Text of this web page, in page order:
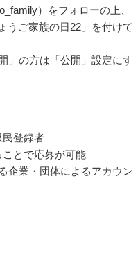
）をフォローの上、
うご家族の日22」を付けて
」の方は「公開」設定にす
民登録者
とで応募が可能
企業・団体によるアカウン